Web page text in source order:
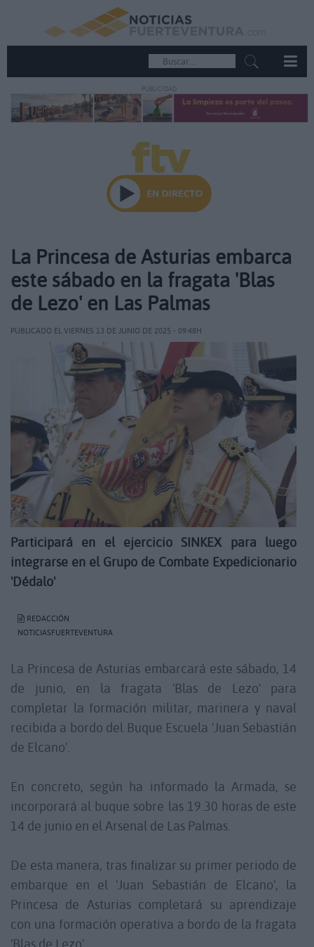
PUBLICIDAD
La Princesa de Asturias embarca
este sábado en la fragata 'Blas
de Lezo' en Las Palmas
PUBLICADO EL VIERNES 13 DE JUNIO DE 2025 - 09:48H
Participará en el ejercicio SINKEX para luego
integrarse en el Grupo de Combate Expedicionario
'Dédalo'
REDACCIÓN
NOTICIASFUERTEVENTURA
La Princesa de Asturias embarcará este sábado, 14
de junio, en la fragata 'Blas de Lezo' para
completar la formación militar, marinera y naval
recibida a bordo del Buque Escuela 'Juan Sebastián
de Elcano'.
En concreto, según ha informado la Armada, se
incorporará al buque sobre las 19.30 horas de este
14 de junio en el Arsenal de Las Palmas.
De esta manera, tras finalizar su primer periodo de
embarque en el 'Juan Sebastián de Elcano', la
Princesa de Asturias completará su aprendizaje
con una formación operativa a bordo de la fragata
'Blas de Lezo'.